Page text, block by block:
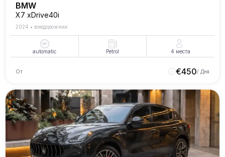
BMW
X7 xDrive40i
2024 • внедорожник
automatic Petrol 4 места
От €450/ Дня